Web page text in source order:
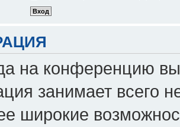
на конференцию
занимает всего
широкие